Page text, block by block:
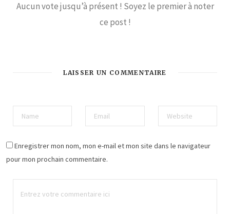
Aucun vote jusqu’à présent ! Soyez le premier à noter
ce post !
LAISSER UN COMMENTAIRE
Enregistrer mon nom, mon e-mail et mon site dans le navigateur
pour mon prochain commentaire.